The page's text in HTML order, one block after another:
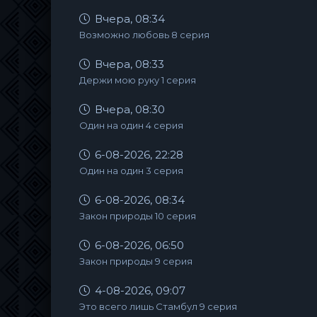
Вчера, 08:34
Возможно любовь 8 серия
Вчера, 08:33
Держи мою руку 1 серия
Вчера, 08:30
Один на один 4 серия
6-08-2026, 22:28
Один на один 3 серия
6-08-2026, 08:34
Закон природы 10 серия
6-08-2026, 06:50
Закон природы 9 серия
4-08-2026, 09:07
Это всего лишь Стамбул 9 серия